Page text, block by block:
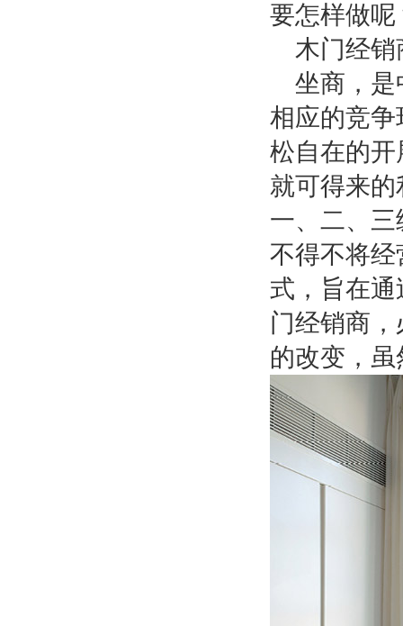
要怎样做呢
木门经销
坐商，是
相应的竞
松自在的
就可得来
一、二、
不得不将
式，旨在
门经销商
的改变，